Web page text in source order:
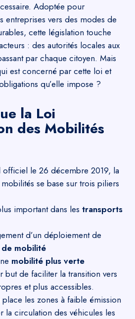
Adoptée pour
entreprises vers des modes de
cette législation touche
: des autorités locales aux
par chaque citoyen. Mais
est concerné par cette loi et
qu’elle impose ?
la Loi
des Mobilités
officiel le 26 décembre 2019, la
se base sur trois piliers
important dans les transports
d’un déploiement de
de mobilité
mobilité plus verte
de faciliter la transition vers
et plus accessibles.
place les zones à faible émission
la circulation des véhicules les